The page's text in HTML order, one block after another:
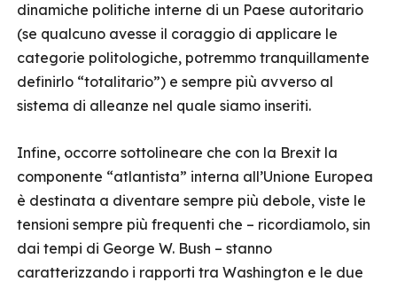
dinamiche politiche interne di un Paese autoritario
(se qualcuno avesse il coraggio di applicare le
categorie politologiche, potremmo tranquillamente
definirlo “totalitario”) e sempre più avverso al
sistema di alleanze nel quale siamo inseriti.
Infine, occorre sottolineare che con la Brexit la
componente “atlantista” interna all’Unione Europea
è destinata a diventare sempre più debole, viste le
tensioni sempre più frequenti che – ricordiamolo, sin
dai tempi di George W. Bush – stanno
caratterizzando i rapporti tra Washington e le due